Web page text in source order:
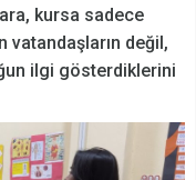
kursa sadece
değil,
ilgi gösterdiklerini